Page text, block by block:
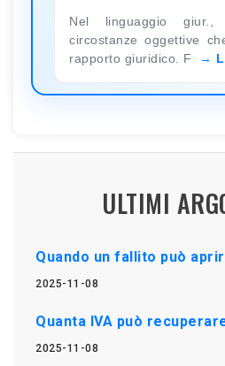
Nel linguaggio giur.,
circostanze oggettive
rapporto giuridico. F
ULTIMI
Quando un fallito può
2025-11-08
Quanta IVA può
2025-11-08